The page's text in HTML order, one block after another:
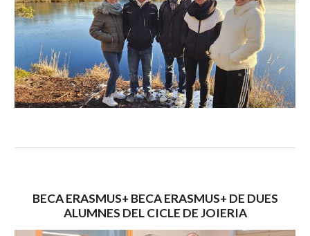
BECA ERASMUS+ BECA ERASMUS+ DE DUES
ALUMNES DEL CICLE DE JOIERIA